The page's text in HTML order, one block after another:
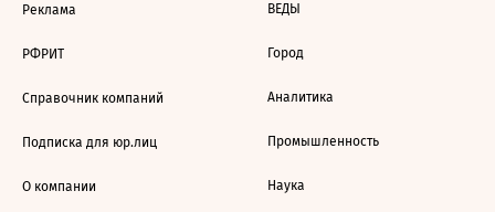
Реклама
РФРИТ
Справочник компаний
Подписка для юр.лиц
О компании
ВЕДЫ
Город
Аналитика
Промышленность
Наука